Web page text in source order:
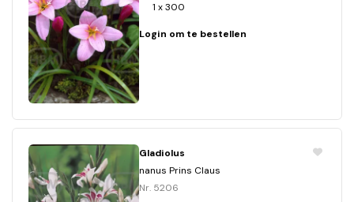
1 x 300
Login om te bestellen
Gladiolus
nanus Prins Claus
Nr. 5206